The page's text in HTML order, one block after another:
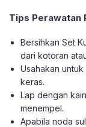
Tips Perawatan
Bersihkan Set
dari kotoran
Usahakan
keras.
Lap dengan
menempel.
Apabila noda